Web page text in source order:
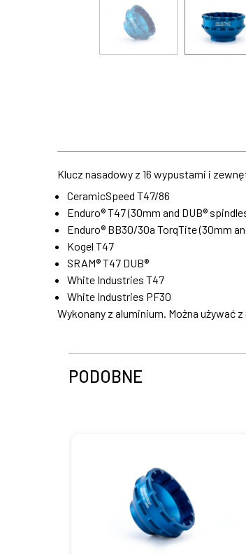
Klucz nasadowy z 16 wypustami i
CeramicSpeed T47/86
Enduro® T47 (30mm and DUB®
Enduro® BB30/30a TorqTite (30mm
Kogel T47
SRAM® T47 DUB®
White Industries T47
White Industries PF30
Wykonany z aluminium. Można używać
PODOBNE